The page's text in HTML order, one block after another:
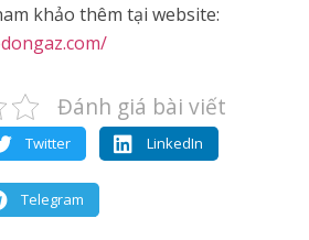
khảo thêm tại website:
Đánh giá bài viết
Twitter LinkedIn
Telegram